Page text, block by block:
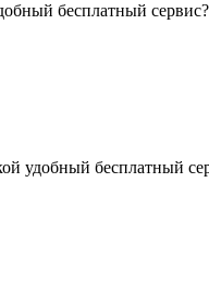
бесплатный
удобный бесплатный